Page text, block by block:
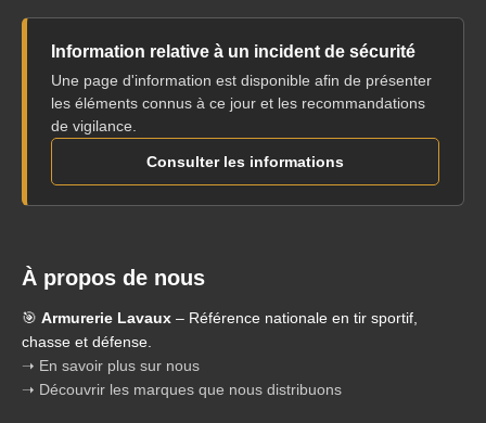
Information relative à un incident de sécurité
Une page d'information est disponible afin de présenter
les éléments connus à ce jour et les recommandations
de vigilance.
Consulter les informations
À propos de nous
🎯 Armurerie Lavaux – Référence nationale en tir sportif,
chasse et défense.
➝ En savoir plus sur nous
➝ Découvrir les marques que nous distribuons